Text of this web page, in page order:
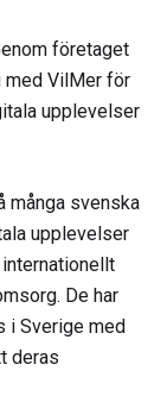
företaget
med VilMer för
upplevelser
många svenska
upplevelser
De har
i Sverige med
deras